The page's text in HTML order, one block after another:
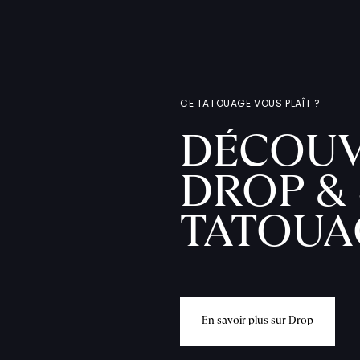
CE TATOUAGE VOUS PLAÎT ?
DROP &
En savoir plus sur Drop